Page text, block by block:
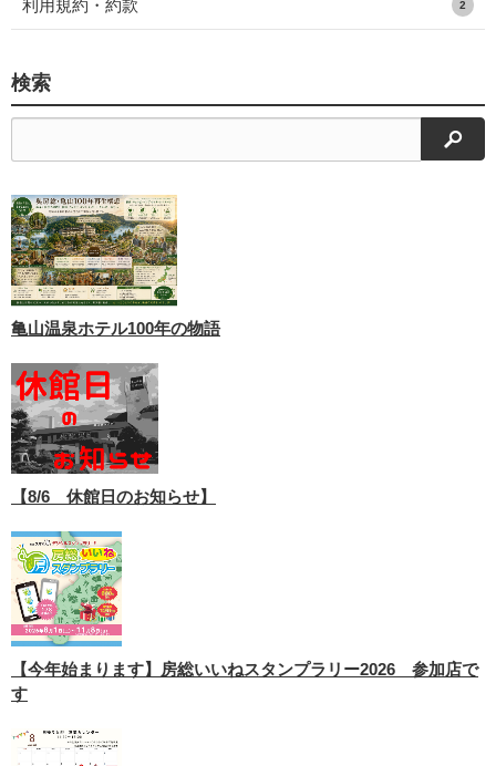
利用規約・約款 2
検索
検索
亀山温泉ホテル100年の物語
【8/6 休館日のお知らせ】
【今年始まります】房総いいねスタンプラリー2026 参加店で
す